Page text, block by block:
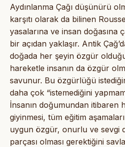
Aydınlanma Çağı düşünürü
karşıtı olarak da bilinen
yasalarına ve insan doğasına
bir açıdan yaklaşır. Antik
doğada her şeyin özgür
hareketle insanın da özgür
savunur. Bu özgürlüğü
daha çok “istemediğini
İnsanın doğumundan itibaren
giyinmesi, tüm eğitim
uygun özgür, onurlu ve sevgi
parçası olması gerektiğini